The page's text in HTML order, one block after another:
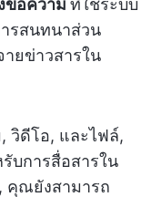
รสนทนาส่วน
ายข่าวสารใน
วิดีโอ, และไฟล์,
บการสื่อสารใน
คุณยังสามารถ